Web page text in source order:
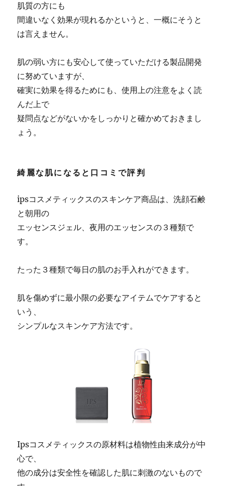
肌質の方にも
間違いなく効果が現れるかというと、一概にそうと
は言えません。
肌の弱い方にも安心して使っていただける製品開発
に努めていますが、
確実に効果を得るためにも、使用上の注意をよく読
んだ上で
疑問点などがないかをしっかりと確かめておきまし
ょう。
綺麗な肌になると口コミで評判
ipsコスメティックスのスキンケア商品は、洗顔石鹸
と朝用の
エッセンスジェル、夜用のエッセンスの３種類で
す。
たった３種類で毎日の肌のお手入れができます。
肌を傷めずに最小限の必要なアイテムでケアすると
いう、
シンプルなスキンケア方法です。
Ipsコスメティックスの原材料は植物性由来成分が中
心で、
他の成分は安全性を確認した肌に刺激のないもので